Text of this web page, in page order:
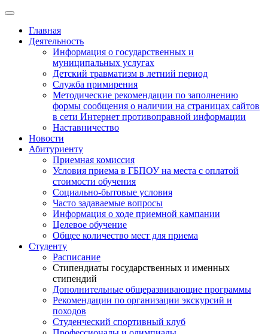
Главная
Деятельность
Информация о государственных и
муниципальных услугах
Детский травматизм в летний период
Служба примирения
Методические рекомендации по заполнению
формы сообщения о наличии на страницах сайтов
в сети Интернет противоправной информации
Наставничество
Новости
Абитуриенту
Приемная комиссия
Условия приема в ГБПОУ на места с оплатой
стоимости обучения
Социально-бытовые условия
Часто задаваемые вопросы
Информация о ходе приемной кампании
Целевое обучение
Общее количество мест для приема
Студенту
Расписание
Стипендиаты государственных и именных
стипендий
Дополнительные общеразвивающие программы
Рекомендации по организации экскурсий и
походов
Студенческий спортивный клуб